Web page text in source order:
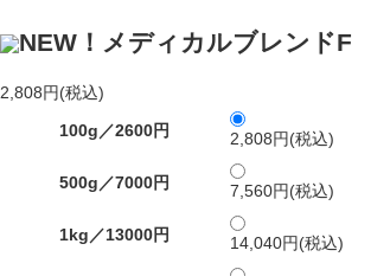
NEW！メディカルブレンドF
2,808円(税込)
100g／2600円
2,808円(税込)
500g／7000円 7,560円(税込)
1kg／13000円 14,040円(税込)